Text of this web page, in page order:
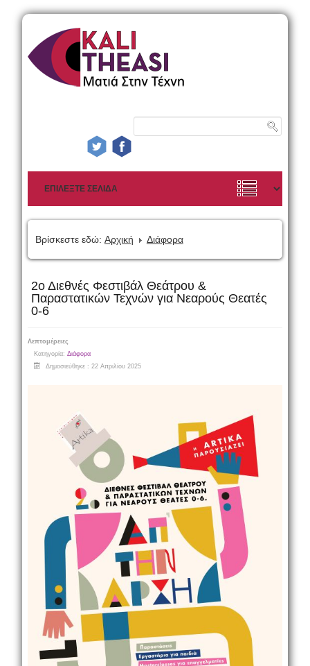
Βρίσκεστε εδώ: Αρχική Διάφορα
2ο Διεθνές Φεστιβάλ Θεάτρου &
Παραστατικών Τεχνών για Νεαρούς Θεατές
0-6
Λεπτομέρειες
Κατηγορία: Διάφορα
Δημοσιεύθηκε : 22 Απριλίου 2025